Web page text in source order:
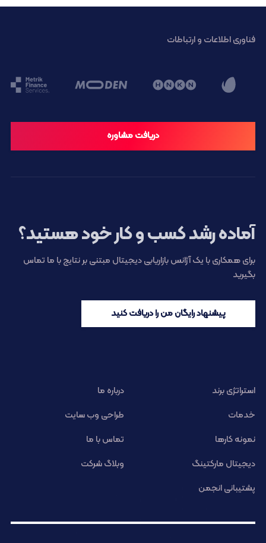
فناوری اطلاعات و ارتباطات
دریافت مشاوره
آماده رشد کسب و کار خود هستید؟
برای همکاری با یک آژانس بازاریابی دیجیتال مبتنی بر نتایج با ما تماس
بگیرید
پیشنهاد رایگان من را دریافت کنید
استراتژی برند
درباره ما
خدمات
طراحی وب سایت
نمونه کارها
تماس با ما
دیجیتال مارکتینگ
وبلاگ شرکت
پشتیبانی انجمن